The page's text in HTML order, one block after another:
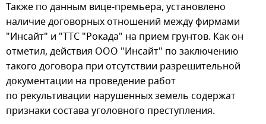
Также по данным вице-премьера, установлено
наличие договорных отношений между фирмами
"Инсайт" и "ТТС "Рокада" на прием грунтов. Как он
отметил, действия ООО "Инсайт" по заключению
такого договора при отсутствии разрешительной
документации на проведение работ
по рекультивации нарушенных земель содержат
признаки состава уголовного преступления.